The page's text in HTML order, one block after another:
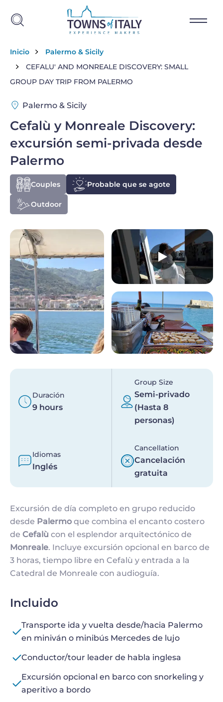
Breadcrumb
Inicio
Palermo & Sicily
CEFALU' AND MONREALE DISCOVERY: SMALL
GROUP DAY TRIP FROM PALERMO
Palermo & Sicily
Cefalù y Monreale Discovery:
excursión semi-privada desde
Palermo
Couples Probable que se agote
Outdoor
Duración
9 hours
Group Size
Semi-privado
(Hasta 8
personas)
Idiomas
Inglés
Cancellation
Cancelación
gratuita
Excursión de día completo en grupo reducido
desde Palermo que combina el encanto costero
de Cefalù con el esplendor arquitectónico de
Monreale. Incluye excursión opcional en barco de
3 horas, tiempo libre en Cefalù y entrada a la
Catedral de Monreale con audioguía.
Incluido
Transporte ida y vuelta desde/hacia Palermo
en miniván o minibús Mercedes de lujo
Conductor/tour leader de habla inglesa
Excursión opcional en barco con snorkeling y
aperitivo a bordo